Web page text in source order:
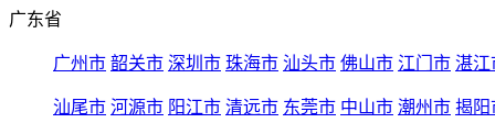
广东省
广州市 韶关市 深圳市 珠海市 汕头市 佛山市 江门市 湛江
汕尾市 河源市 阳江市 清远市 东莞市 中山市 潮州市 揭阳